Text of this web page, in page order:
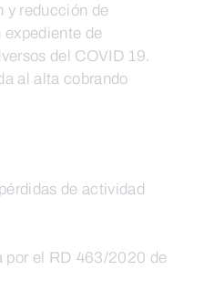
y reducción de
expediente de
del COVID 19.
al alta cobrando
de actividad
por el RD 463/2020 de